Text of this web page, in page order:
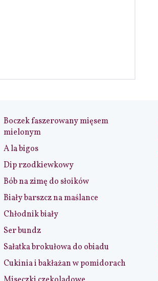
Boczek faszerowany mięsem
mielonym
A la bigos
Dip rzodkiewkowy
Bób na zimę do słoików
Biały barszcz na maślance
Chłodnik biały
Ser bundz
Sałatka brokułowa do obiadu
Cukinia i bakłażan w pomidorach